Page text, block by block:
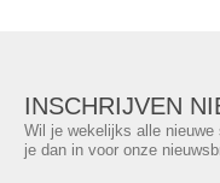
INSCHRIJVEN
Wil je wekelijks alle
je dan in voor onze